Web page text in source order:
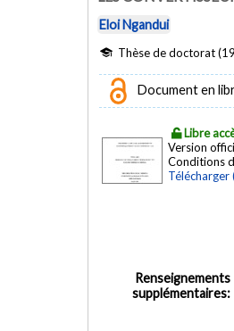
Eloi Ngandui
Thèse de doctorat
Document en
Libre
Version
Conditions
Télécharger
Renseignements
supplémentaires: